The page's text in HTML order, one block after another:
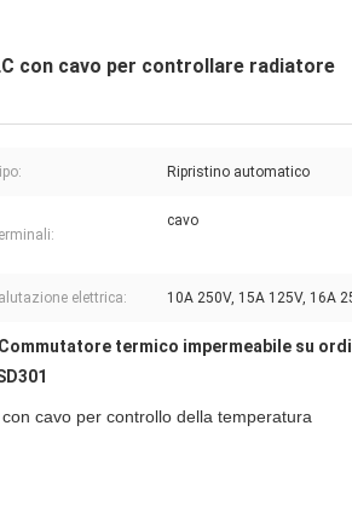
con cavo per controllare radiatore
Ripristino automatico
cavo
elettrica: 10A 250V, 15A 125V, 16A
Commutatore termico impermeabile su
cavo per controllo della temperatura